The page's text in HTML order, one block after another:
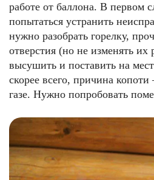
работе от баллона. В первом
попытаться устранить
нужно разобрать горелку,
отверстия (но не изменять их
высушить и поставить на
скорее всего, причина копоти
газе. Нужно попробовать